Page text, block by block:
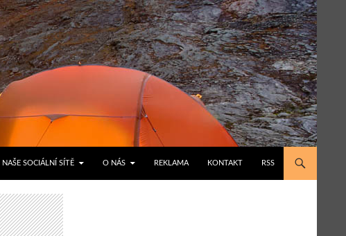
NAŠE SOCIÁLNÍ SÍTĚ O NÁS REKLAMA KONTAKT RSS